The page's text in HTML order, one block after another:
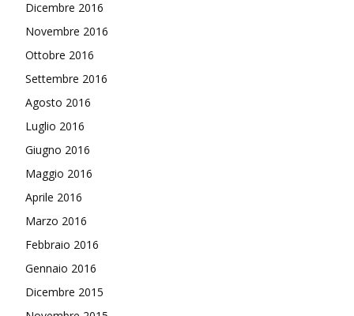
Dicembre 2016
Novembre 2016
Ottobre 2016
Settembre 2016
Agosto 2016
Luglio 2016
Giugno 2016
Maggio 2016
Aprile 2016
Marzo 2016
Febbraio 2016
Gennaio 2016
Dicembre 2015